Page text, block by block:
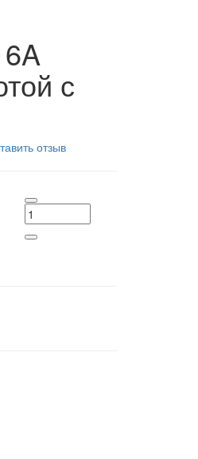
с
отзыв